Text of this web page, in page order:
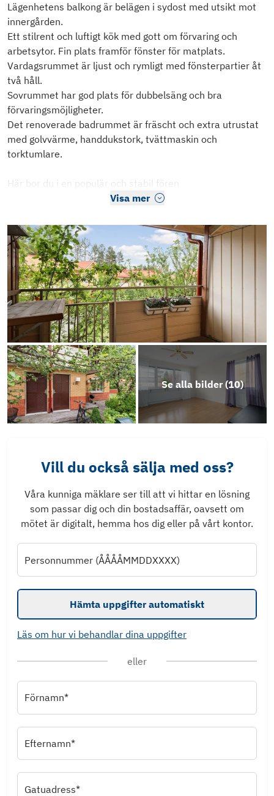
Lägenhetens balkong är belägen i sydost med utsikt mot
innergården.
Ett stilrent och luftigt kök med gott om förvaring och
arbetsytor. Fin plats framför fönster för matplats.
Vardagsrummet är ljust och rymligt med fönsterpartier åt
två håll.
Sovrummet har god plats för dubbelsäng och bra
förvaringsmöjligheter.
Det renoverade badrummet är fräscht och extra utrustat
med golvvärme, handdukstork, tvättmaskin och
torktumlare.
Här bor du i en populär och stabil fören
Visa mer
Se alla bilder (10)
Vill du också sälja med oss?
Våra kunniga mäklare ser till att vi hittar en lösning
som passar dig och din bostadsaffär, oavsett om
mötet är digitalt, hemma hos dig eller på vårt kontor.
Personnummer (ÅÅÅÅMMDDXXXX)
Hämta uppgifter automatiskt
Läs om hur vi behandlar dina uppgifter
eller
Förnamn*
Efternamn*
Gatuadress*